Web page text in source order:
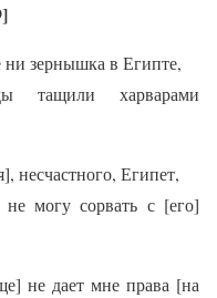
ни зернышка в Египте,
тащили харварами
несчастного, Египет,
могу сорвать с [его]
не дает мне права [на